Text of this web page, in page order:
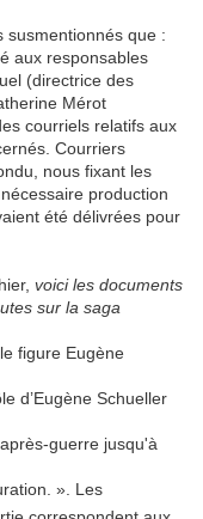
susmentionnés que :
aux responsables
(directrice des
Mérot
courriels relatifs aux
Courriers
nous fixant les
production
été délivrées pour
voici les documents
sur la saga
figure Eugène
d’Eugène Schueller
guerre jusqu'à
». Les